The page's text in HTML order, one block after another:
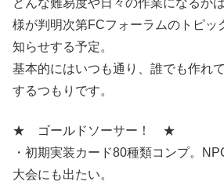
どんな難易度や日々の作業になるか
様が判明次第FCフォーラムのトピッ
知らせする予定。
基本的にはいつも通り、誰でも作れ
するつもりです。
★ ゴールドソーサー！ ★
・初期実装カード80種類コンプ。
大会にも出たい。